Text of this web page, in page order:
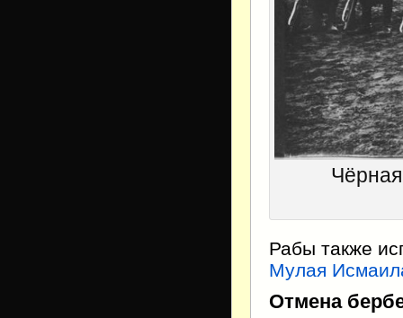
Рабы также
Мулая
Отмена